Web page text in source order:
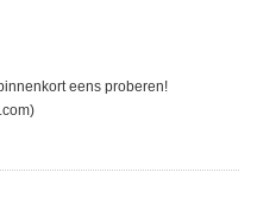
eens proberen!